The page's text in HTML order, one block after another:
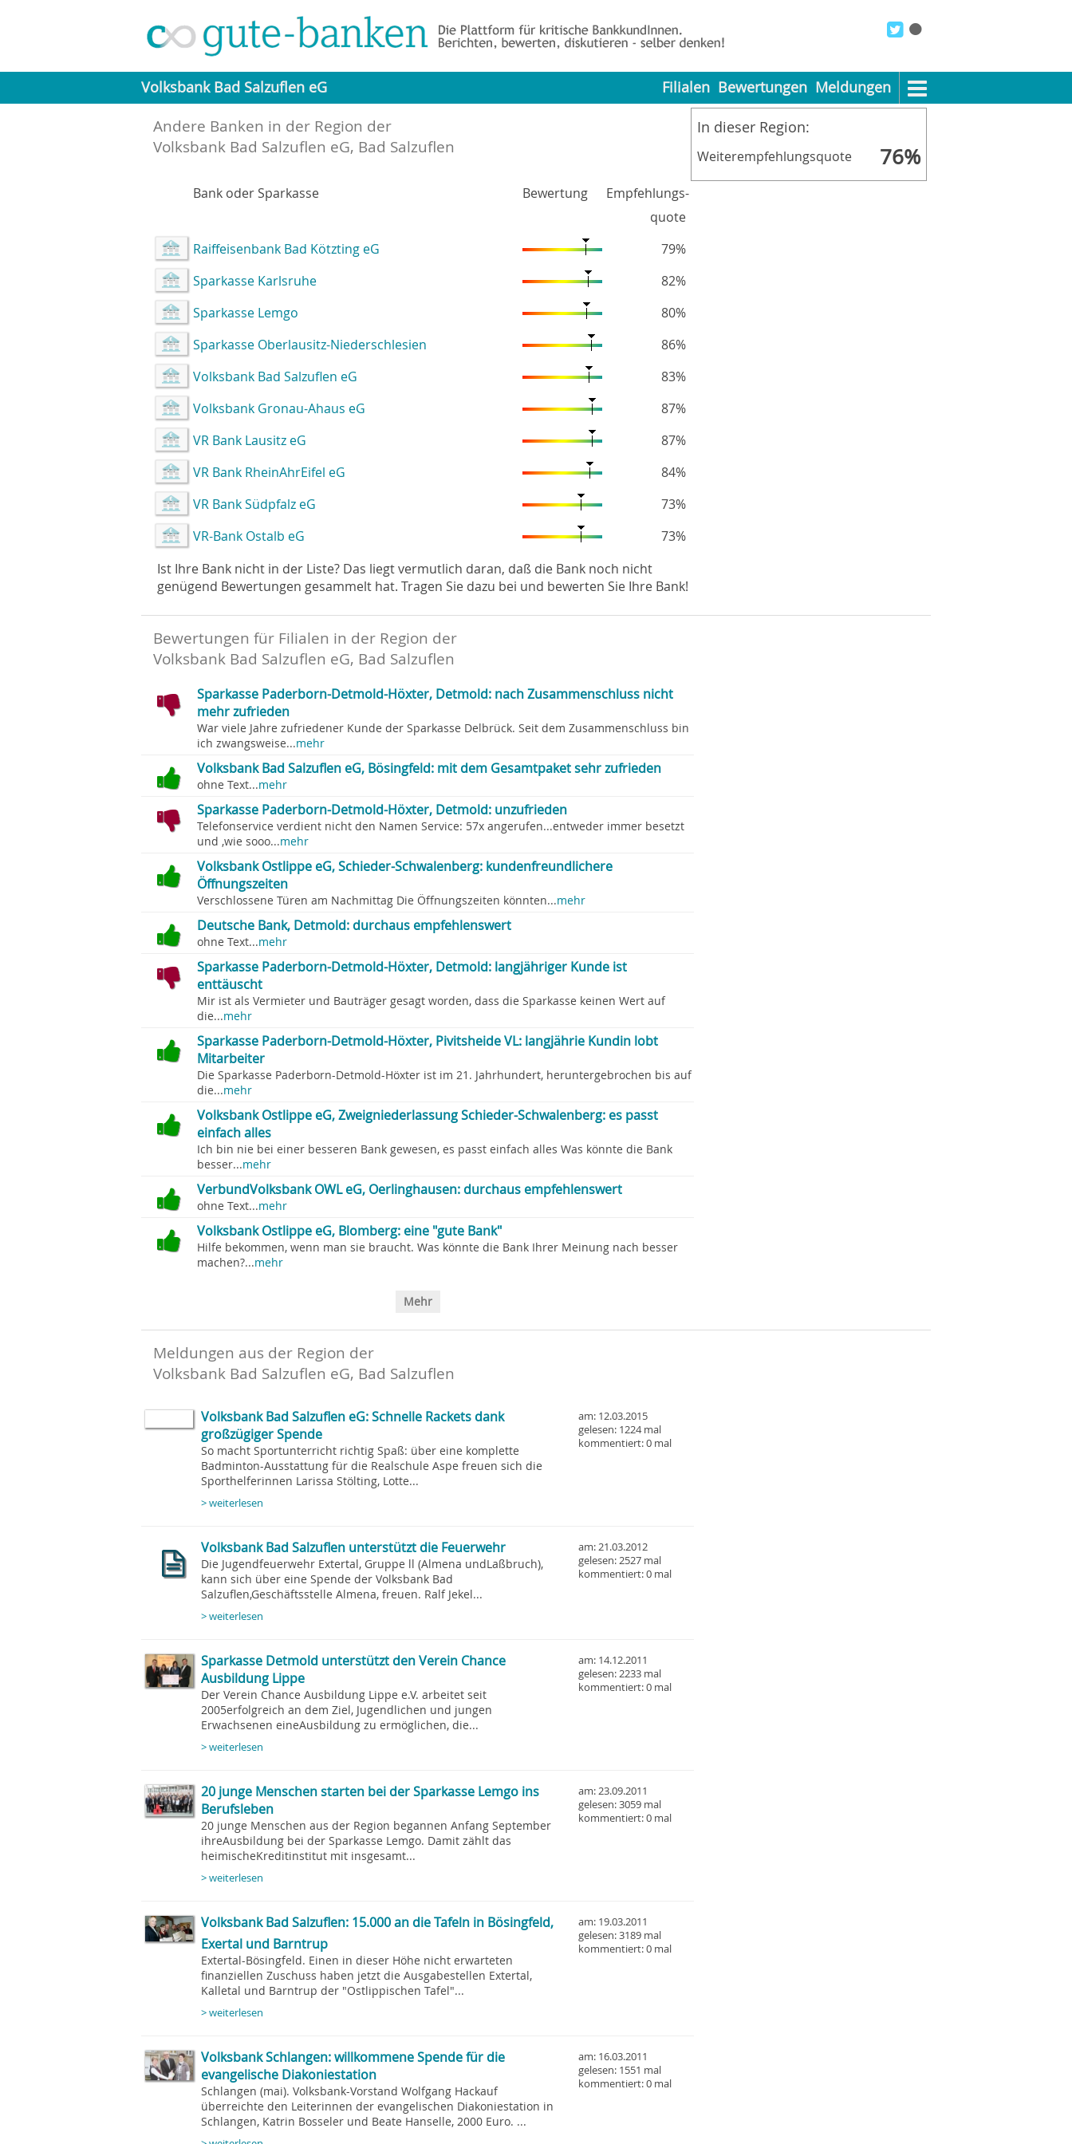
Volksbank Bad Salzuflen eG Filialen Bewertungen Meldungen
In dieser Region:
Weiterempfehlungsquote 76%
Andere Banken in der Region der
Volksbank Bad Salzuflen eG, Bad Salzuflen
Bank oder Sparkasse Bewertung
Empfehlungs-
quote
Raiffeisenbank Bad Kötzting eG
79%
Sparkasse Karlsruhe
82%
Sparkasse Lemgo
80%
Sparkasse Oberlausitz-Niederschlesien
86%
Volksbank Bad Salzuflen eG
83%
Volksbank Gronau-Ahaus eG
87%
VR Bank Lausitz eG
87%
VR Bank RheinAhrEifel eG
84%
VR Bank Südpfalz eG
73%
VR-Bank Ostalb eG
73%
Ist Ihre Bank nicht in der Liste? Das liegt vermutlich daran, daß die Bank noch nicht
genügend Bewertungen gesammelt hat. Tragen Sie dazu bei und bewerten Sie Ihre Bank!
Bewertungen für Filialen in der Region der
Volksbank Bad Salzuflen eG, Bad Salzuflen
Sparkasse Paderborn-Detmold-Höxter, Detmold: nach Zusammenschluss nicht
mehr zufrieden
War viele Jahre zufriedener Kunde der Sparkasse Delbrück. Seit dem Zusammenschluss bin
ich zwangsweise...mehr
Volksbank Bad Salzuflen eG, Bösingfeld: mit dem Gesamtpaket sehr zufrieden
ohne Text...mehr
Sparkasse Paderborn-Detmold-Höxter, Detmold: unzufrieden
Telefonservice verdient nicht den Namen Service: 57x angerufen...entweder immer besetzt
und ,wie sooo...mehr
Volksbank Ostlippe eG, Schieder-Schwalenberg: kundenfreundlichere
Öffnungszeiten
Verschlossene Türen am Nachmittag Die Öffnungszeiten könnten...mehr
Deutsche Bank, Detmold: durchaus empfehlenswert
ohne Text...mehr
Sparkasse Paderborn-Detmold-Höxter, Detmold: langjähriger Kunde ist
enttäuscht
Mir ist als Vermieter und Bauträger gesagt worden, dass die Sparkasse keinen Wert auf
die...mehr
Sparkasse Paderborn-Detmold-Höxter, Pivitsheide VL: langjährie Kundin lobt
Mitarbeiter
Die Sparkasse Paderborn-Detmold-Höxter ist im 21. Jahrhundert, heruntergebrochen bis auf
die...mehr
Volksbank Ostlippe eG, Zweigniederlassung Schieder-Schwalenberg: es passt
einfach alles
Ich bin nie bei einer besseren Bank gewesen, es passt einfach alles Was könnte die Bank
besser...mehr
VerbundVolksbank OWL eG, Oerlinghausen: durchaus empfehlenswert
ohne Text...mehr
Volksbank Ostlippe eG, Blomberg: eine "gute Bank"
Hilfe bekommen, wenn man sie braucht. Was könnte die Bank Ihrer Meinung nach besser
machen?...mehr
Mehr
Meldungen aus der Region der
Volksbank Bad Salzuflen eG, Bad Salzuflen
am: 12.03.2015
gelesen: 1224 mal
kommentiert: 0 mal
Volksbank Bad Salzuflen eG: Schnelle Rackets dank
großzügiger Spende
So macht Sportunterricht richtig Spaß: über eine komplette
Badminton-Ausstattung für die Realschule Aspe freuen sich die
Sporthelferinnen Larissa Stölting, Lotte...
> weiterlesen
am: 21.03.2012
gelesen: 2527 mal
kommentiert: 0 mal
Volksbank Bad Salzuflen unterstützt die Feuerwehr
Die Jugendfeuerwehr Extertal, Gruppe ll (Almena undLaßbruch),
kann sich über eine Spende der Volksbank Bad
Salzuflen,Geschäftsstelle Almena, freuen. Ralf Jekel...
> weiterlesen
am: 14.12.2011
gelesen: 2233 mal
kommentiert: 0 mal
Sparkasse Detmold unterstützt den Verein Chance
Ausbildung Lippe
Der Verein Chance Ausbildung Lippe e.V. arbeitet seit
2005erfolgreich an dem Ziel, Jugendlichen und jungen
Erwachsenen eineAusbildung zu ermöglichen, die...
> weiterlesen
am: 23.09.2011
gelesen: 3059 mal
kommentiert: 0 mal
20 junge Menschen starten bei der Sparkasse Lemgo ins
Berufsleben
20 junge Menschen aus der Region begannen Anfang September
ihreAusbildung bei der Sparkasse Lemgo. Damit zählt das
heimischeKreditinstitut mit insgesamt...
> weiterlesen
am: 19.03.2011
gelesen: 3189 mal
kommentiert: 0 mal
Volksbank Bad Salzuflen: 15.000 an die Tafeln in Bösingfeld,
Exertal und Barntrup
Extertal-Bösingfeld. Einen in dieser Höhe nicht erwarteten
finanziellen Zuschuss haben jetzt die Ausgabestellen Extertal,
Kalletal und Barntrup der "Ostlippischen Tafel"...
> weiterlesen
am: 16.03.2011
gelesen: 1551 mal
kommentiert: 0 mal
Volksbank Schlangen: willkommene Spende für die
evangelische Diakoniestation
Schlangen (mai). Volksbank-Vorstand Wolfgang Hackauf
überreichte den Leiterinnen der evangelischen Diakoniestation in
Schlangen, Katrin Bosseler und Beate Hanselle, 2000 Euro. ...